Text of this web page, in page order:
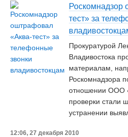
Роскомнадзор
тест» за
Прокуратурой
Владивостока
материалам,
Роскомнадзора
отношении ООО
проверки стали
устранении
12:06, 27 декабря 2010